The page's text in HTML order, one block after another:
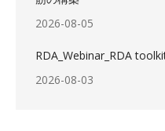
2026-08-05
RDA_Webinar_RDA
2026-08-03